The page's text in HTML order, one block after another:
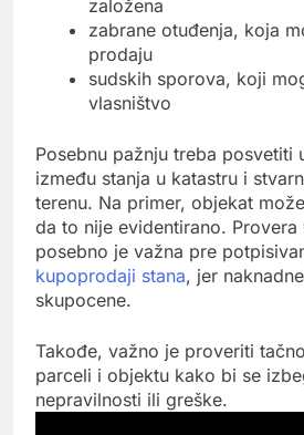
založena
zabrane otuđenja, koja
prodaju
sudskih sporova, koji
vlasništvo
Posebnu pažnju treba posvetiti
između stanja u katastru i
terenu. Na primer, objekat
da to nije evidentirano. Provera
posebno je važna pre
kupoprodaji stana, jer
skupocene.
Takođe, važno je proveriti
parceli i objektu kako bi se
nepravilnosti ili greške.